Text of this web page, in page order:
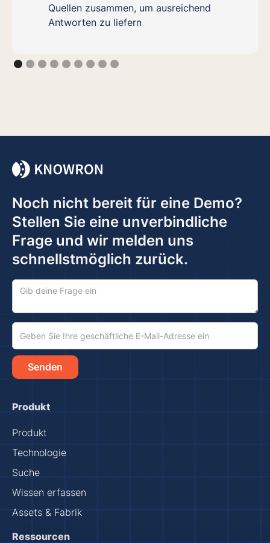
Quellen zusammen, um ausreichend
Antworten zu liefern
Noch nicht bereit für eine Demo?
Stellen Sie eine unverbindliche
Frage und wir melden uns
schnellstmöglich zurück.
Produkt
Produkt
Technologie
Suche
Wissen erfassen
Assets & Fabrik
Ressourcen